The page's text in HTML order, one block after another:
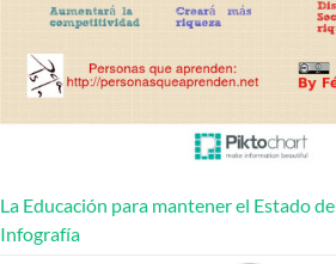
La Educación para mantener el Estado
Infografía